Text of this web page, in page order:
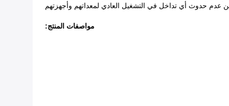
عدم حدوث أي تداخل في التشغيل العادي لمعداتهم وأجهزتهم
مواصفات المنتج: